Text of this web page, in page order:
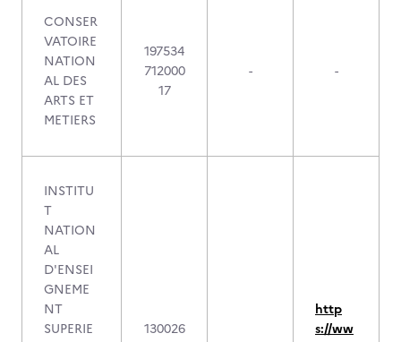
CONSER
VATOIRE
NATION
AL DES
ARTS ET
METIERS
197534
712000
17
- -
INSTITU
T
NATION
AL
D'ENSEI
GNEME
NT
SUPERIE
130026
http
s://ww